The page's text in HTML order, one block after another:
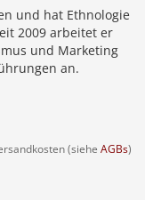
und hat Ethnologie
2009 arbeitet er
und Marketing
an.
(siehe AGBs)